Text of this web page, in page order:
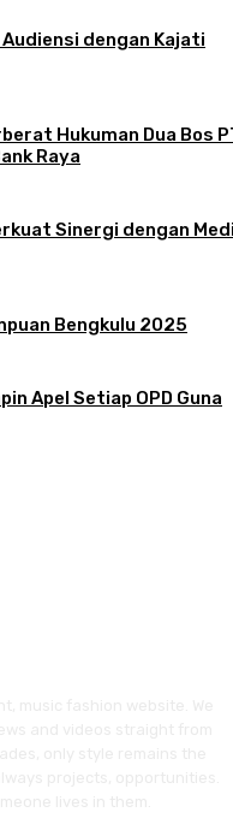
dengan Kajati
Hukuman Dua Bos
Raya
Sinergi dengan
Bengkulu 2025
Apel Setiap OPD Guna